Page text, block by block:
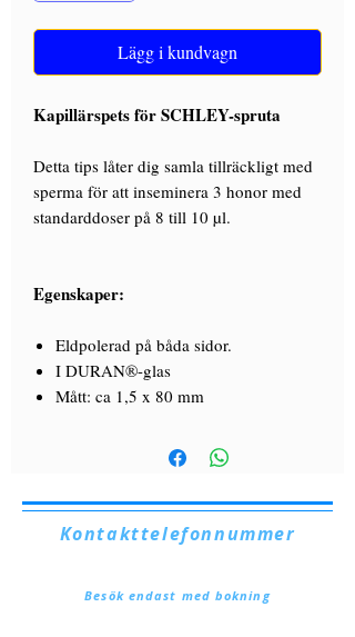
Lägg i kundvagn
Kapillärspets för SCHLEY-spruta
Detta tips låter dig samla tillräckligt med
sperma för att inseminera 3 honor med
standarddoser på 8 till 10 µl.
Egenskaper:
Eldpolerad på båda sidor.
I DURAN®-glas
Mått: ca 1,5 x 80 mm
Besök endast med bokning
Kontakttelefonnummer